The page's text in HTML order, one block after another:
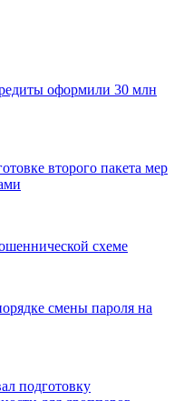
оформили 30 млн
второго пакета мер
схеме
смены пароля на
подготовку